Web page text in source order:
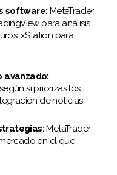
software: MetaTrader
para análisis
xStation para
avanzado:
si priorizas los
de noticias.
MetaTrader
en el que